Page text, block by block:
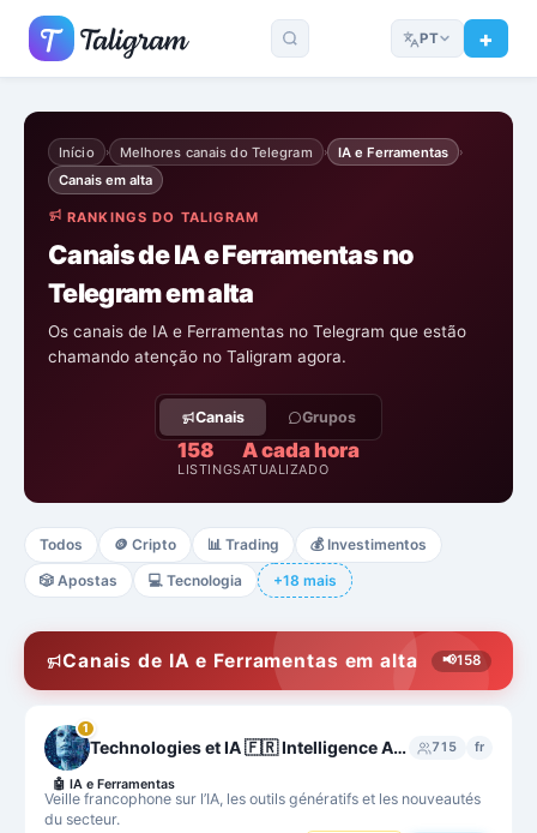
PT
Início › Melhores canais do Telegram › IA e Ferramentas ›
Canais em alta
RANKINGS DO TALIGRAM
Canais de IA e Ferramentas no
Telegram em alta
Os canais de IA e Ferramentas no Telegram que estão
chamando atenção no Taligram agora.
Canais Grupos
158
LISTINGS
A cada hora
ATUALIZADO
Todos 🪙 Cripto 📊 Trading 💰 Investimentos
🎲 Apostas 💻 Tecnologia +18 mais
Canais de IA e Ferramentas em alta 📢158
1
Technologies et IA 🇫🇷 Intelligence Artificielle France - ChatGPT - MidJourney - Bard 715 fr
Veille francophone sur l’IA, les outils génératifs et les nouveautés
du secteur.
🤖 IA e Ferramentas